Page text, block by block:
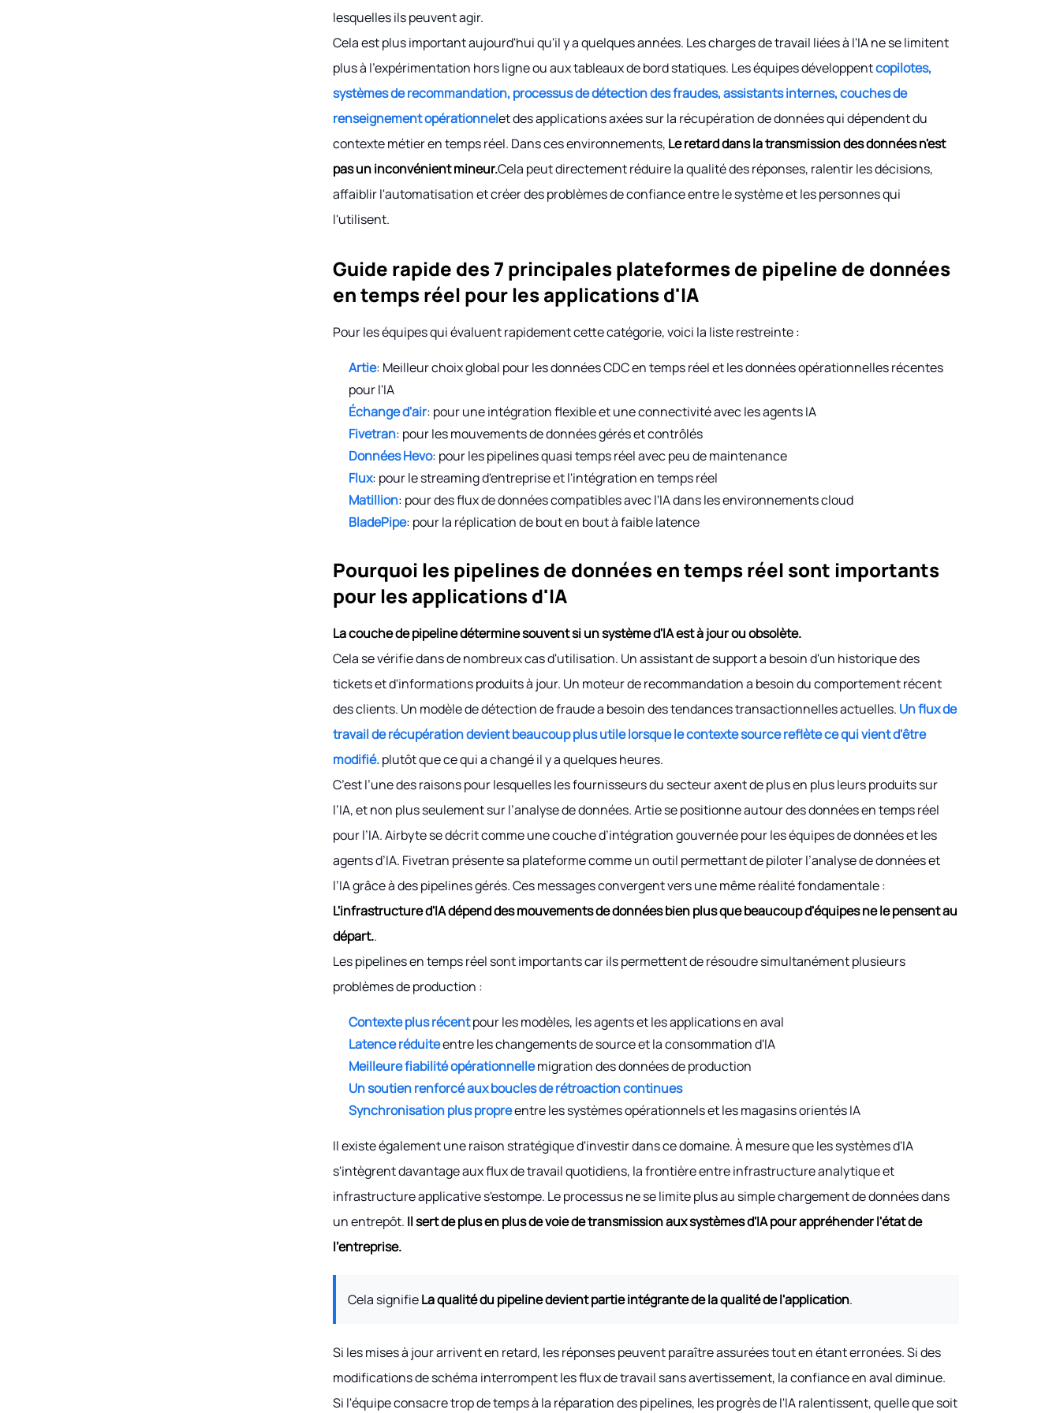
lesquelles ils peuvent agir.
Cela est plus important aujourd'hui qu'il y a quelques années. Les charges de travail liées à l'IA ne se limitent
plus à l'expérimentation hors ligne ou aux tableaux de bord statiques. Les équipes développentcopilotes,
systèmes de recommandation, processus de détection des fraudes, assistants internes, couches de
renseignement opérationnelet des applications axées sur la récupération de données qui dépendent du
contexte métier en temps réel. Dans ces environnements, Le retard dans la transmission des données n'est
pas un inconvénient mineur.Cela peut directement réduire la qualité des réponses, ralentir les décisions,
affaiblir l'automatisation et créer des problèmes de confiance entre le système et les personnes qui
l'utilisent.
Guide rapide des 7 principales plateformes de pipeline de données
en temps réel pour les applications d'IA
Pour les équipes qui évaluent rapidement cette catégorie, voici la liste restreinte :
Artie: Meilleur choix global pour les données CDC en temps réel et les données opérationnelles récentes
pour l'IA
Échange d'air: pour une intégration flexible et une connectivité avec les agents IA
Fivetran: pour les mouvements de données gérés et contrôlés
Données Hevo: pour les pipelines quasi temps réel avec peu de maintenance
Flux: pour le streaming d'entreprise et l'intégration en temps réel
Matillion: pour des flux de données compatibles avec l'IA dans les environnements cloud
BladePipe: pour la réplication de bout en bout à faible latence
Pourquoi les pipelines de données en temps réel sont importants
pour les applications d'IA
La couche de pipeline détermine souvent si un système d'IA est à jour ou obsolète.
Cela se vérifie dans de nombreux cas d'utilisation. Un assistant de support a besoin d'un historique des
tickets et d'informations produits à jour. Un moteur de recommandation a besoin du comportement récent
des clients. Un modèle de détection de fraude a besoin des tendances transactionnelles actuelles. Un flux de
travail de récupération devient beaucoup plus utile lorsque le contexte source reflète ce qui vient d'être
modifié.plutôt que ce qui a changé il y a quelques heures.
C’est l’une des raisons pour lesquelles les fournisseurs du secteur axent de plus en plus leurs produits sur
l’IA, et non plus seulement sur l’analyse de données. Artie se positionne autour des données en temps réel
pour l’IA. Airbyte se décrit comme une couche d’intégration gouvernée pour les équipes de données et les
agents d’IA. Fivetran présente sa plateforme comme un outil permettant de piloter l’analyse de données et
l’IA grâce à des pipelines gérés. Ces messages convergent vers une même réalité fondamentale :
L'infrastructure d'IA dépend des mouvements de données bien plus que beaucoup d'équipes ne le pensent au
départ..
Les pipelines en temps réel sont importants car ils permettent de résoudre simultanément plusieurs
problèmes de production :
Contexte plus récentpour les modèles, les agents et les applications en aval
Latence réduiteentre les changements de source et la consommation d'IA
Meilleure fiabilité opérationnellemigration des données de production
Un soutien renforcé aux boucles de rétroaction continues
Synchronisation plus propreentre les systèmes opérationnels et les magasins orientés IA
Il existe également une raison stratégique d'investir dans ce domaine. À mesure que les systèmes d'IA
s'intègrent davantage aux flux de travail quotidiens, la frontière entre infrastructure analytique et
infrastructure applicative s'estompe. Le processus ne se limite plus au simple chargement de données dans
un entrepôt. Il sert de plus en plus de voie de transmission aux systèmes d'IA pour appréhender l'état de
l'entreprise.
Cela signifieLa qualité du pipeline devient partie intégrante de la qualité de l'application.
Si les mises à jour arrivent en retard, les réponses peuvent paraître assurées tout en étant erronées. Si des
modifications de schéma interrompent les flux de travail sans avertissement, la confiance en aval diminue.
Si l'équipe consacre trop de temps à la réparation des pipelines, les progrès de l'IA ralentissent, quelle que soit